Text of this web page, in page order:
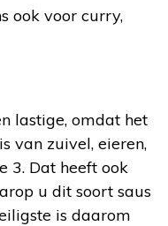
ook voor curry,
lastige, omdat het
van zuivel, eieren,
3. Dat heeft ook
u dit soort saus
is daarom